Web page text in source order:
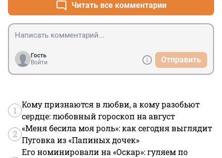
Читать все комментарии
Гость
Войти
Отправить
1
Кому признаются в любви, а кому разобьют
сердце: любовный гороскоп на август
2
«Меня бесила моя роль»: как сегодня выглядит
Пуговка из «Папиных дочек»
Его номинировали на «Оскар»: гуляем по